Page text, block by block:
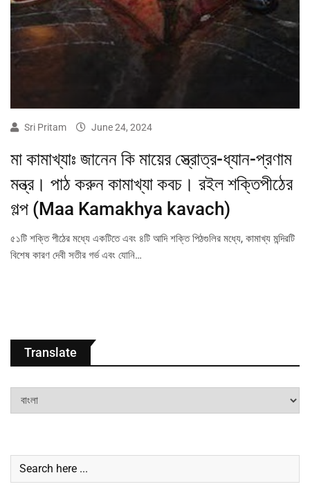
Sri Pritam June 24, 2024
মা কামাখ্যাঃ জানেন কি মায়ের স্ত্রোত্র-ধ্যান-প্রণাম
মন্ত্র। পাঠ করুন কামাখ্যা কবচ। রইল শক্তিপীঠের
গল্প (Maa Kamakhya kavach)
৫১টি শক্তি পীঠের মধ্যে একটিতে এবং ৪টি আদি শক্তি পিঠগুলির মধ্যে, কামাখ্য মন্দিরটি
বিশেষ কারণ দেবী সতীর গর্ভ এবং যোনি…
Translate